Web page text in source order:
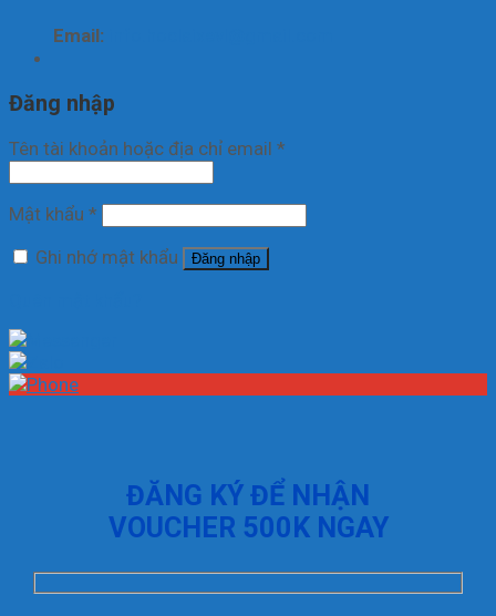
Email:
Đăng nhập
Tên tài khoản hoặc địa chỉ email *
Mật khẩu *
Ghi nhớ mật khẩu
Đăng nhập
ĐĂNG KÝ ĐỂ NHẬN
VOUCHER 500K NGAY